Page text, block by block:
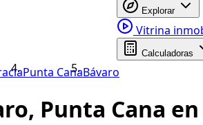
Explorar
Vitrina
Calculadoras
Punta CanaBávaro
Punta Cana